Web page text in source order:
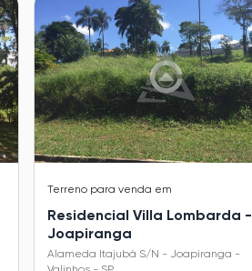
Terreno para venda em
Residencial Villa Lombarda -
Joapiranga
Alameda Itajubá S/N - Joapiranga -